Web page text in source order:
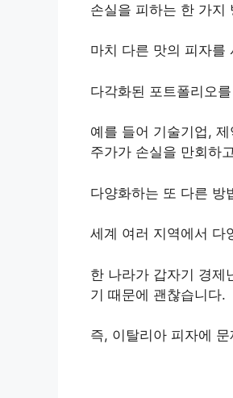
손실을 피하는 한 가지
마치 다른 맛의 피자를
다각화된 포트폴리오
예를 들어 기술기업,
주가가 손실을 만회하
다양화하는 또 다른 방
세계 여러 지역에서 다
한 나라가 갑자기 경제
기 때문에 괜찮습니다.
즉, 이탈리아 피자에